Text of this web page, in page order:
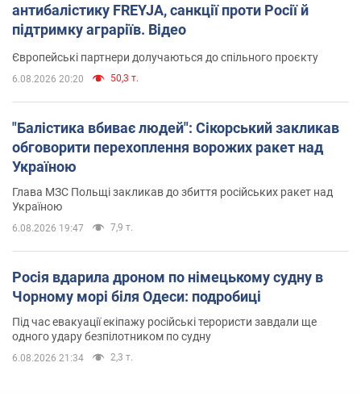
антибалістику FREYJA, санкції проти Росії й
підтримку аграріїв. Відео
Європейські партнери долучаються до спільного проєкту
6.08.2026 20:20 50,3 т.
"Балістика вбиває людей": Сікорський закликав
обговорити перехоплення ворожих ракет над
Україною
Глава МЗС Польщі закликав до збиття російських ракет над
Україною
6.08.2026 19:47 7,9 т.
Росія вдарила дроном по німецькому судну в
Чорному морі біля Одеси: подробиці
Під час евакуації екіпажу російські терористи завдали ще
одного удару безпілотником по судну
6.08.2026 21:34 2,3 т.